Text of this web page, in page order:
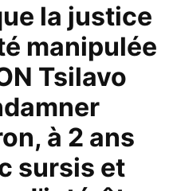
la justice
manipulée
Tsilavo
à 2 ans
sursis et